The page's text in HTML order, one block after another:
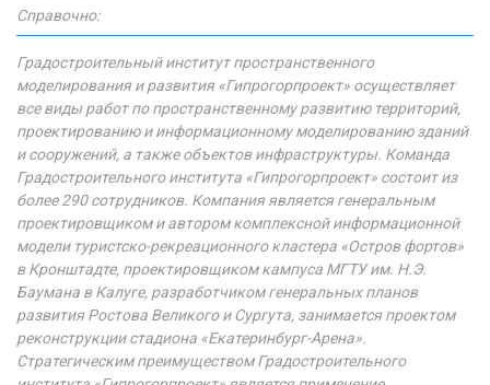
Справочно:
Градостроительный институт пространственного
моделирования и развития «Гипрогорпроект» осуществляет
все виды работ по пространственному развитию территорий,
проектированию и информационному моделированию зданий
и сооружений, а также объектов инфраструктуры. Команда
Градостроительного института «Гипрогорпроект» состоит из
более 290 сотрудников. Компания является генеральным
проектировщиком и автором комплексной информационной
модели туристско-рекреационного кластера «Остров фортов»
в Кронштадте, проектировщиком кампуса МГТУ им. Н.Э.
Баумана в Калуге, разработчиком генеральных планов
развития Ростова Великого и Сургута, занимается проектом
реконструкции стадиона «Екатеринбург-Арена».
Стратегическим преимуществом Градостроительного